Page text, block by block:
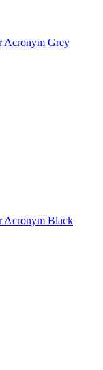
Acronym Grey
Acronym Black